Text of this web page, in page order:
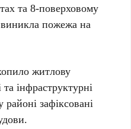
та8-поверховому
пожежа на
житлову
та інфраструктурні
районі зафіксовані